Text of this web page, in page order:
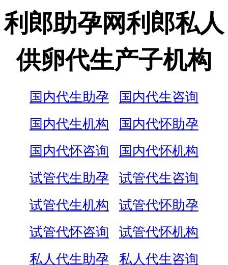
利郎助孕网利郎私人
供卵代生产子机构
国内代生助孕
国内代生咨询
国内代生机构
国内代怀助孕
国内代怀咨询
国内代怀机构
试管代生助孕
试管代生咨询
试管代生机构
试管代怀助孕
试管代怀咨询
试管代怀机构
私人代生助孕
私人代生咨询